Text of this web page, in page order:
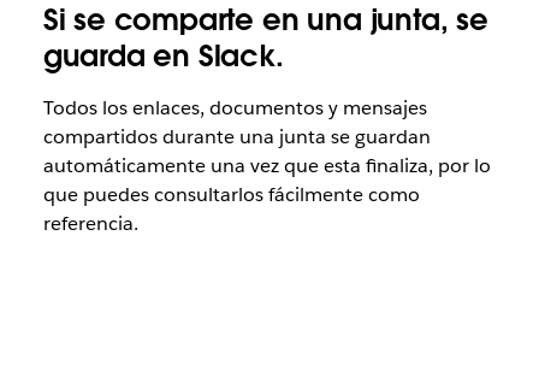
Si se comparte en una junta, se
guarda en Slack.
Todos los enlaces, documentos y mensajes
compartidos durante una junta se guardan
automáticamente una vez que esta finaliza, por lo
que puedes consultarlos fácilmente como
referencia.